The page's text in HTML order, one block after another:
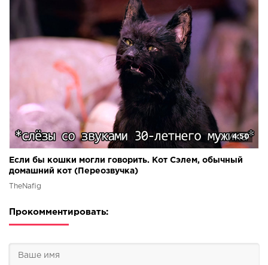
4:50
Если бы кошки могли говорить. Кот Сэлем, обычный
домашний кот (Переозвучка)
TheNafig
Прокомментировать: